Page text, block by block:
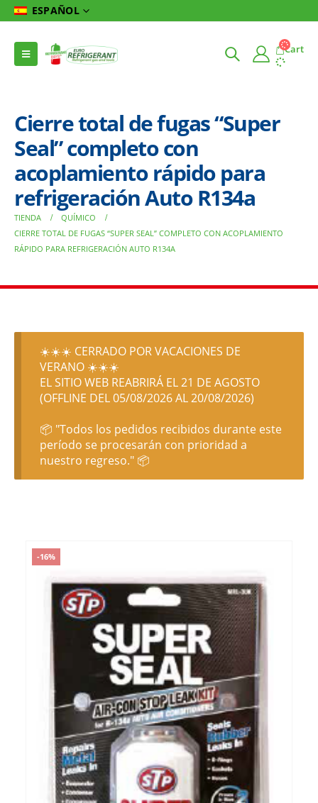
ESPAÑOL
Cart
Cierre total de fugas “Super
Seal” completo con
acoplamiento rápido para
refrigeración Auto R134a
TIENDA
QUÍMICO
CIERRE TOTAL DE FUGAS “SUPER SEAL” COMPLETO CON ACOPLAMIENTO
RÁPIDO PARA REFRIGERACIÓN AUTO R134A
☀️☀️☀️ CERRADO POR VACACIONES DE
VERANO ☀️☀️☀️
EL SITIO WEB REABRIRÁ EL 21 DE AGOSTO
(OFFLINE DEL 05/08/2026 AL 20/08/2026)
📦 "Todos los pedidos recibidos durante este
período se procesarán con prioridad a
nuestro regreso." 📦
-16%